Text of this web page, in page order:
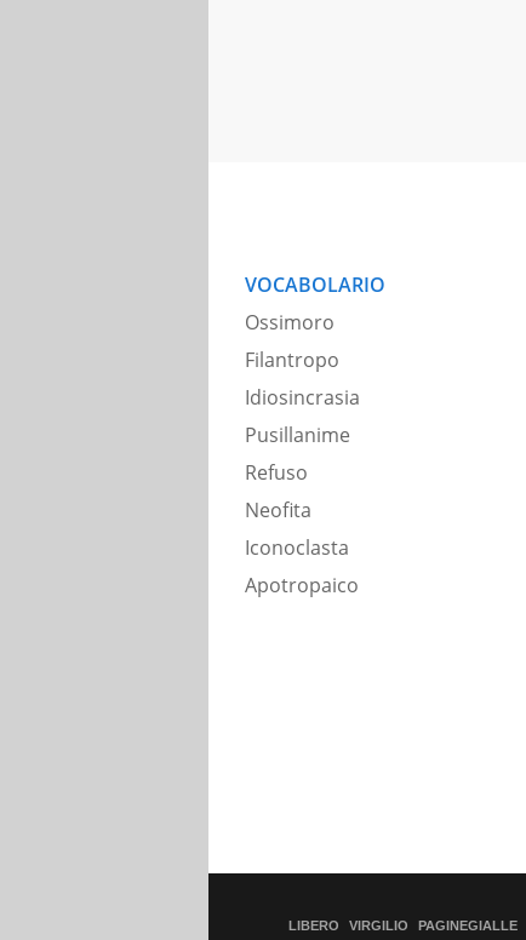
VOCABOLARIO
Ossimoro
Filantropo
Idiosincrasia
Pusillanime
Refuso
Neofita
Iconoclasta
Apotropaico
LIBERO VIRGILIO PAGINEGIALLE